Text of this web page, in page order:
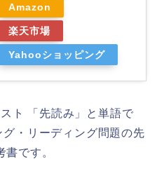
Amazon
楽天市場
Yahooショッピング
ト 「先読み」と単語で
・リーディング問題の先
です。